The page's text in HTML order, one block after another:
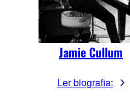
Jamie Cullum
Ler biografia: